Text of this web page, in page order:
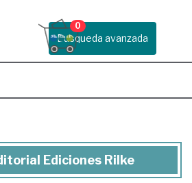
Busqueda avanzada
0
Ediciones Rilke